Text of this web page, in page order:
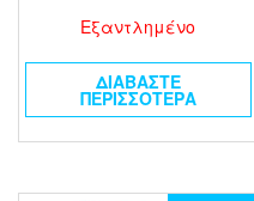
Εξαντλημένο
ΔΙΑΒΆΣΤΕ
ΠΕΡΙΣΣΌΤΕΡΑ